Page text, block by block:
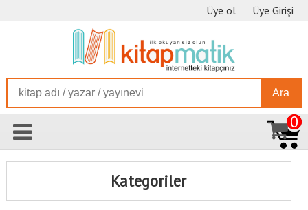
Üye ol Üye Girişi
Ara
0
Kategoriler